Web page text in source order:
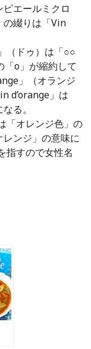
エールミクロ
の綴りは「Vin
（ドゥ）は「○○
「o」が縮約して
」（オランジ
d’orange」は
る。
「オレンジ色」の
ンジ」の意味に
指すので女性名